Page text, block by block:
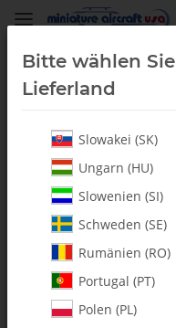
Alle Artikel
Bitte wählen
Lieferland
Slowakei (SK)
Ungarn (HU)
Slowenien (SI)
Schweden (SE)
Rumänien (RO)
Portugal (PT)
Polen (PL)